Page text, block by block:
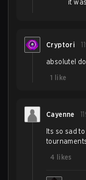
it
Cryptori
absolutel
1
like
Cayenne
Its so sad
4
likes